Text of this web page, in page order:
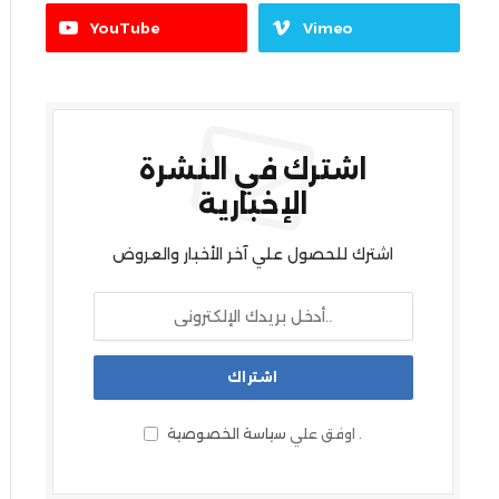
YouTube Vimeo
اشترك في النشرة
الإخبارية
اشترك للحصول علي آخر الأخبار والعروض
اوفق علي سياسة الخصوصية .